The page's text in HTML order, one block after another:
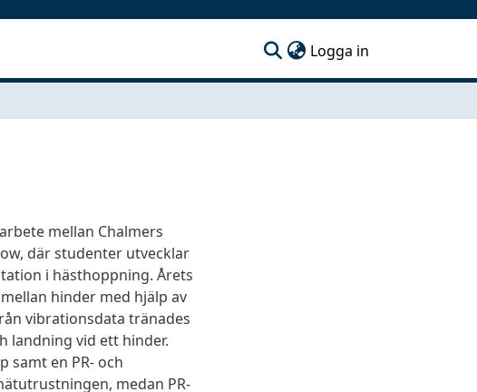
Logga in
mellan Chalmers
där studenter utvecklar
i hästhoppning. Årets
hinder med hjälp av
vibrationsdata tränades
landning vid ett hinder.
samt en PR- och
medan PR-